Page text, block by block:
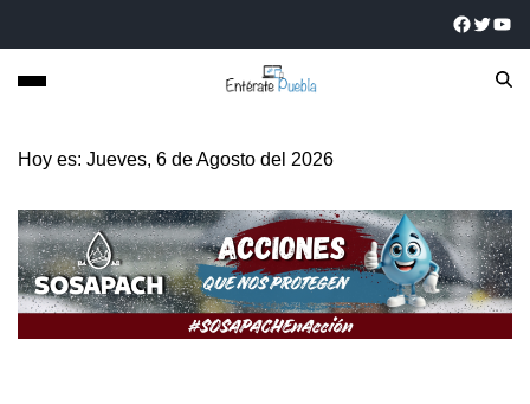
Hoy es: Jueves, 6 de Agosto del 2026